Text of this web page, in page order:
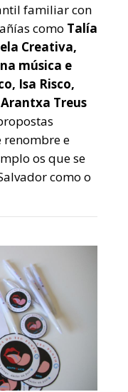
familiar con
como Talía
Creativa,
música e
Isa Risco,
Treus
renombre e
os que se
como o